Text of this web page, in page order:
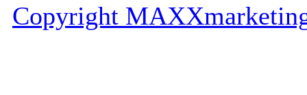
Copyright